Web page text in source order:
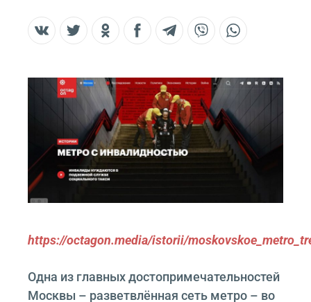
https://octagon.media/istorii/
Одна из главных достопримечательностей
Москвы – разветвлённая сеть метро – во